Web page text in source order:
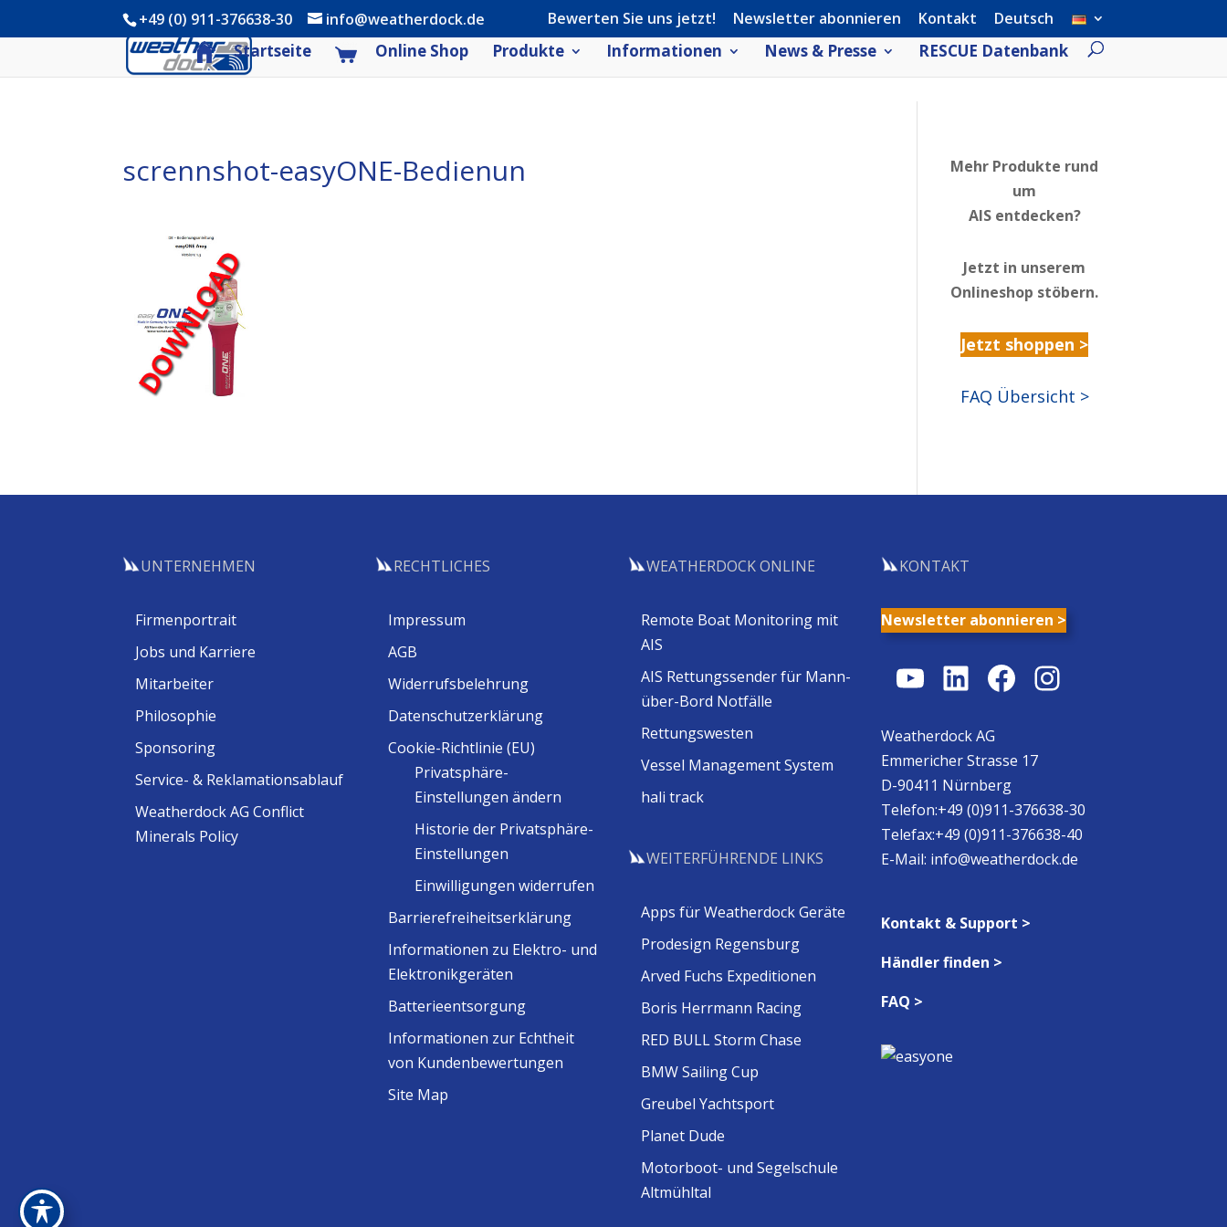
+49 (0) 911-376638-30 info@weatherdock.de Bewerten Sie uns jetzt! Newsletter abonnieren Kontakt Deutsch
Startseite Online Shop Produkte Informationen News & Presse RESCUE Datenbank
scrennshot-easyONE-Bedienun
Mehr Produkte rund
um
AIS entdecken?
Jetzt in unserem
Onlineshop stöbern.
Jetzt shoppen >
FAQ Übersicht >
UNTERNEHMEN
Firmenportrait
Jobs und Karriere
Mitarbeiter
Philosophie
Sponsoring
Service- & Reklamationsablauf
Weatherdock AG Conflict
Minerals Policy
RECHTLICHES
Impressum
AGB
Widerrufsbelehrung
Datenschutzerklärung
Cookie-Richtlinie (EU)
Privatsphäre-
Einstellungen ändern
Historie der Privatsphäre-
Einstellungen
Einwilligungen widerrufen
Barrierefreiheitserklärung
Informationen zu Elektro- und
Elektronikgeräten
Batterieentsorgung
Informationen zur Echtheit
von Kundenbewertungen
Site Map
WEATHERDOCK ONLINE
Remote Boat Monitoring mit
AIS
AIS Rettungssender für Mann-
über-Bord Notfälle
Rettungswesten
Vessel Management System
hali track
WEITERFÜHRENDE LINKS
Apps für Weatherdock Geräte
Prodesign Regensburg
Arved Fuchs Expeditionen
Boris Herrmann Racing
RED BULL Storm Chase
BMW Sailing Cup
Greubel Yachtsport
Planet Dude
Motorboot- und Segelschule
Altmühltal
KONTAKT
Newsletter abonnieren >
YouTube
LinkedIn
Facebook
Instagram
Weatherdock AG
Emmericher Strasse 17
D-90411 Nürnberg
Telefon:+49 (0)911-376638-30
Telefax:+49 (0)911-376638-40
E-Mail: info@weatherdock.de
Kontakt & Support >
Händler finden >
FAQ >